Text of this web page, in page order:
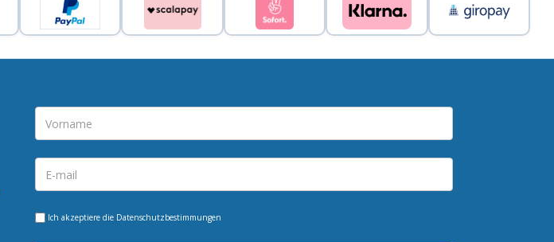
Ich akzeptiere die Datenschutzbestimmungen